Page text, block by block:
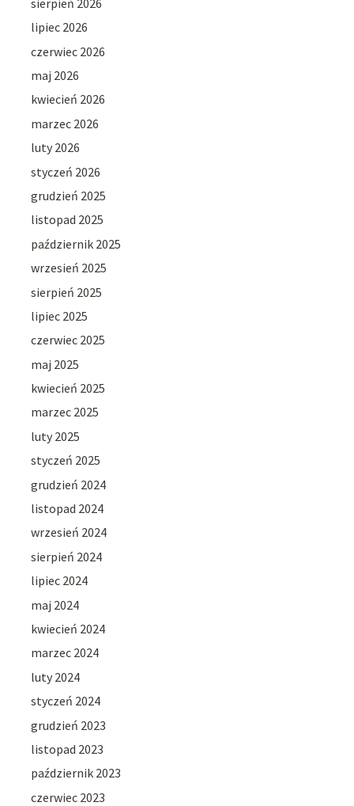
lipiec 2026
czerwiec 2026
maj 2026
kwiecień 2026
marzec 2026
luty 2026
styczeń 2026
grudzień 2025
listopad 2025
październik 2025
wrzesień 2025
sierpień 2025
lipiec 2025
czerwiec 2025
maj 2025
kwiecień 2025
marzec 2025
luty 2025
styczeń 2025
grudzień 2024
listopad 2024
wrzesień 2024
sierpień 2024
lipiec 2024
maj 2024
kwiecień 2024
marzec 2024
luty 2024
styczeń 2024
grudzień 2023
listopad 2023
październik 2023
czerwiec 2023